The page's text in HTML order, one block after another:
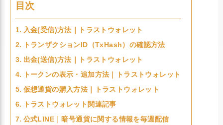
目次
入金(受信)方法｜トラストウォレット
トランザクションID（TxHash）の確認方法
出金(送信)方法｜トラストウォレット
トークンの表示・追加方法｜トラストウォレット
仮想通貨の購入方法｜トラストウォレット
トラストウォレット関連記事
公式LINE｜暗号通貨に関する情報を毎週配信